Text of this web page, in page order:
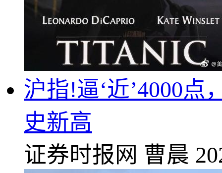
沪指!逼‘近’4000
史新高
证券时报网 曹晨